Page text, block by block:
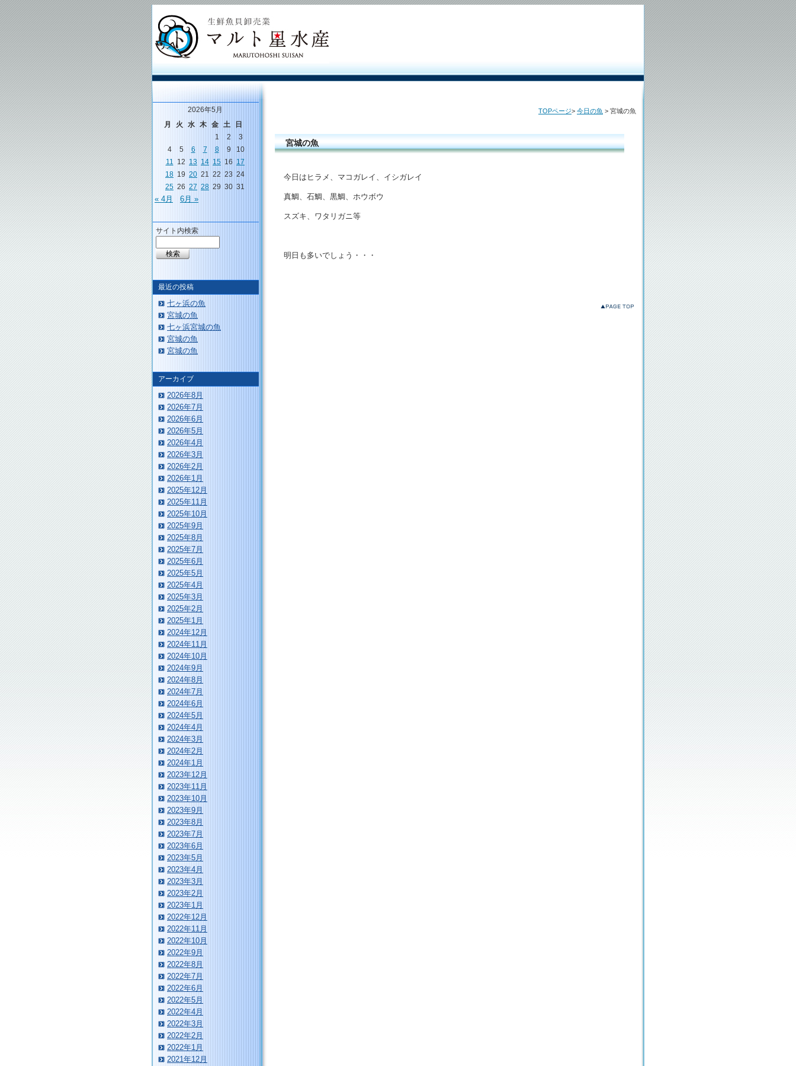
TOPページ> 今日の魚 > 宮城の魚
宮城の魚
今日はヒラメ、マコガレイ、イシガレイ
真鯛、石鯛、黒鯛、ホウボウ
スズキ、ワタリガニ等
明日も多いでしょう・・・
2026年5月
月
火 水 木 金 土
日
1
2
3
4
5 6 7 8 9
10
11 12 13 14 15 16 17
18 19 20 21 22 23 24
25 26 27 28 29 30 31
« 4月 6月 »
サイト内検索
最近の投稿
七ヶ浜の魚
宮城の魚
七ヶ浜宮城の魚
宮城の魚
宮城の魚
アーカイブ
2026年8月
2026年7月
2026年6月
2026年5月
2026年4月
2026年3月
2026年2月
2026年1月
2025年12月
2025年11月
2025年10月
2025年9月
2025年8月
2025年7月
2025年6月
2025年5月
2025年4月
2025年3月
2025年2月
2025年1月
2024年12月
2024年11月
2024年10月
2024年9月
2024年8月
2024年7月
2024年6月
2024年5月
2024年4月
2024年3月
2024年2月
2024年1月
2023年12月
2023年11月
2023年10月
2023年9月
2023年8月
2023年7月
2023年6月
2023年5月
2023年4月
2023年3月
2023年2月
2023年1月
2022年12月
2022年11月
2022年10月
2022年9月
2022年8月
2022年7月
2022年6月
2022年5月
2022年4月
2022年3月
2022年2月
2022年1月
2021年12月